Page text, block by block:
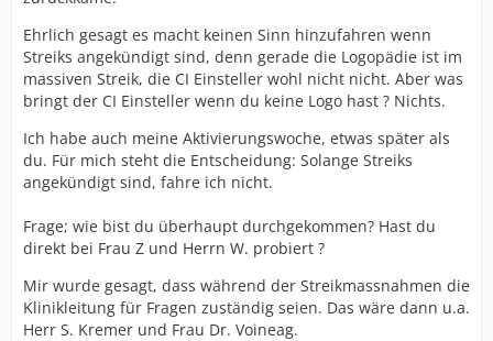
Ehrlich gesagt es macht keinen Sinn hinzufahren wenn
Streiks angekündigt sind, denn gerade die Logopädie ist im
massiven Streik, die CI Einsteller wohl nicht nicht. Aber was
bringt der CI Einsteller wenn du keine Logo hast ? Nichts.
Ich habe auch meine Aktivierungswoche, etwas später als
du. Für mich steht die Entscheidung: Solange Streiks
angekündigt sind, fahre ich nicht.
Frage; wie bist du überhaupt durchgekommen? Hast du
direkt bei Frau Z und Herrn W. probiert ?
Mir wurde gesagt, dass während der Streikmassnahmen die
Klinikleitung für Fragen zuständig seien. Das wäre dann u.a.
Herr S. Kremer und Frau Dr. Voineag.